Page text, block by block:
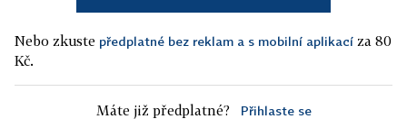
Nebo zkuste předplatné bez reklam a s mobilní aplikací za 80
Kč.
Máte již předplatné? Přihlaste se